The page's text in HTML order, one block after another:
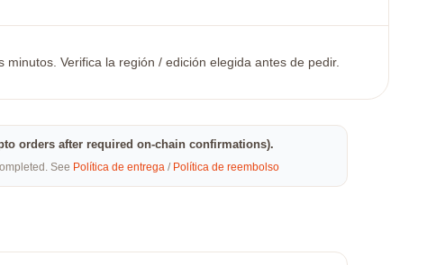
Verifica la región / edición elegida antes de pedir.
orders after required on-chain confirmations).
See Política de entrega / Política de reembolso